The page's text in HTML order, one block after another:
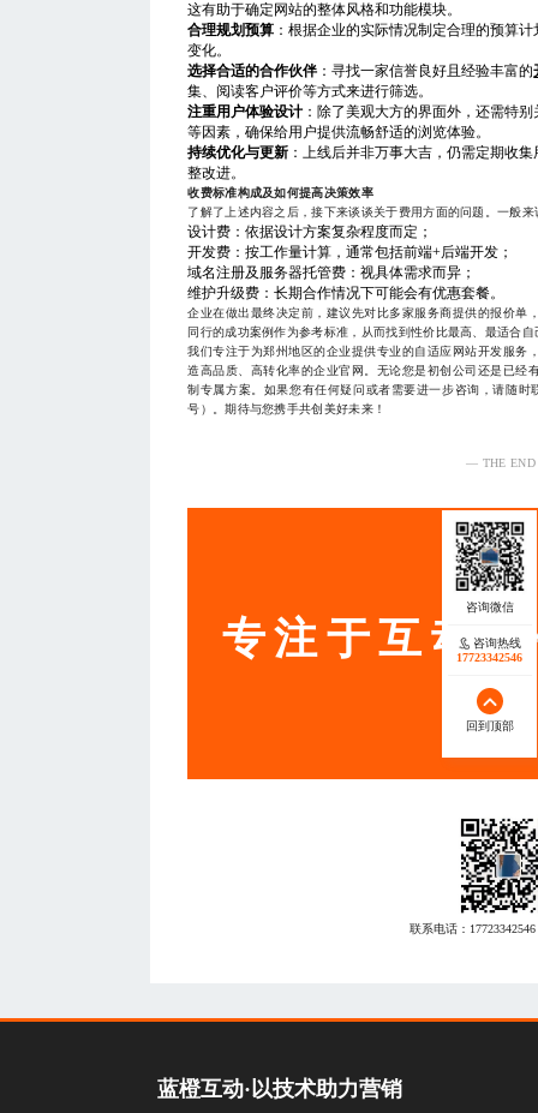
这有助于确定网站的整体风格和功能模块。
合理规划预算 ：根据企业的实际情况制定合理的预算
变化。
选择合适的合作伙伴 ：寻找一家信誉良好且经验丰富的
集、阅读客户评价等方式来进行筛选。
注重用户体验设计 ：除了美观大方的界面外，还需特
等因素，确保给用户提供流畅舒适的浏览体验。
持续优化与更新 ：上线后并非万事大吉，仍需定期收
整改进。
收费标准构成及如何提高决策效率
了解了上述内容之后，接下来谈谈关于费用方面的问题。一般
设计费：依据设计方案复杂程度而定；
开发费：按工作量计算，通常包括前端+后端开发；
域名注册及服务器托管费：视具体需求而异；
维护升级费：长期合作情况下可能会有优惠套餐。
企业在做出最终决定前，建议先对比多家服务商提供的报价单
同行的成功案例作为参考标准，从而找到性价比最高、最适合
我们专注于为郑州地区的企业提供专业的自适应网站开发服务
造高品质、高转化率的企业官网。无论您是初创公司还是已经
制专属方案。如果您有任何疑问或者需要进一步咨询，请随时
号）。期待与您携手共创美好未来！
— THE
服务
专注于互动
联系电话： 17723342546
咨询热线
17723342546
回到顶部
蓝橙互动·以技术助力营销